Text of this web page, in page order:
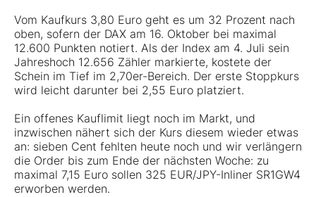
Vom Kaufkurs 3,80 Euro geht es um 32 Prozent nach
oben, sofern der DAX am 16. Oktober bei maximal
12.600 Punkten notiert. Als der Index am 4. Juli sein
Jahreshoch 12.656 Zähler markierte, kostete der
Schein im Tief im 2,70er-Bereich. Der erste Stoppkurs
wird leicht darunter bei 2,55 Euro platziert.
Ein offenes Kauflimit liegt noch im Markt, und
inzwischen nähert sich der Kurs diesem wieder etwas
an: sieben Cent fehlten heute noch und wir verlängern
die Order bis zum Ende der nächsten Woche: zu
maximal 7,15 Euro sollen 325 EUR/JPY-Inliner SR1GW4
erworben werden.